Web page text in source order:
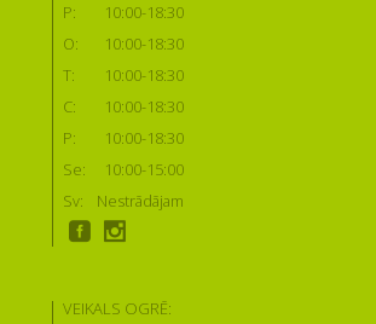
P:
10:00-18:30
O:
10:00-18:30
T:
10:00-18:30
C:
10:00-18:30
P:
10:00-18:30
Se:
10:00-15:00
Sv:
Nestrādājam
VEIKALS OGRĒ: